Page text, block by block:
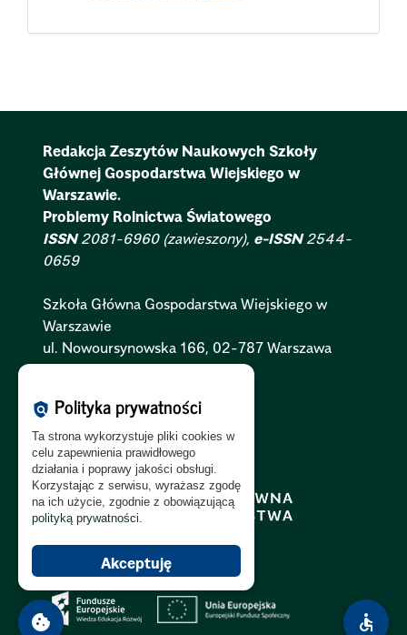
Redakcja Zeszytów Naukowych Szkoły
Głównej Gospodarstwa Wiejskiego w
Warszawie.
Problemy Rolnictwa Światowego
ISSN2081-6960 (zawieszony), e-ISSN2544-
0659
Szkoła Główna Gospodarstwa Wiejskiego w
Warszawie
ul. Nowoursynowska 166, 02-787 Warszawa
Polityka Prywatności:PL
Polityka RODO:PL|EN
accessible
cookie
policy Polityka prywatności
Ta strona wykorzystuje pliki cookies w
celu zapewnienia prawidłowego
działania i poprawy jakości obsługi.
Korzystając z serwisu, wyrażasz zgodę
na ich użycie, zgodnie z obowiązującą
polityką prywatności
Akceptuję